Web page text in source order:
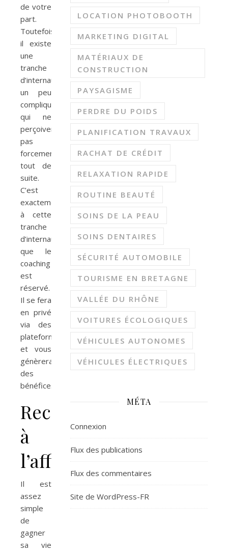
de votre
part.
Toutefois,
il existe
une
tranche
d’internautes
un peu
compliqué
qui ne
perçoivent
pas
forcement
tout de
suite.
C’est
exactement
à cette
tranche
d’internautes
que le
coaching
est
réservé.
Il se fera
en privé
via des
plateformes
et vous
génèrera
des
bénéfices.
Recourir
à
l’affiliation
Il est
assez
simple
de
gagner
sa vie
LOCATION PHOTOBOOTH
MARKETING DIGITAL
MATÉRIAUX DE
CONSTRUCTION
PAYSAGISME
PERDRE DU POIDS
PLANIFICATION TRAVAUX
RACHAT DE CRÉDIT
RELAXATION RAPIDE
ROUTINE BEAUTÉ
SOINS DE LA PEAU
SOINS DENTAIRES
SÉCURITÉ AUTOMOBILE
TOURISME EN BRETAGNE
VALLÉE DU RHÔNE
VOITURES ÉCOLOGIQUES
VÉHICULES AUTONOMES
VÉHICULES ÉLECTRIQUES
MÉTA
Connexion
Flux des publications
Flux des commentaires
Site de WordPress-FR